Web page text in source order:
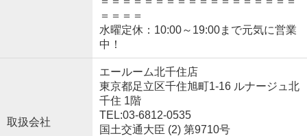
＝＝＝＝
水曜定休：10:00～19:00まで元気に営業
中！
取扱会社
エールーム北千住店
東京都足立区千住旭町1-16 ルナージュ北
千住 1階
TEL:03-6812-0535
国土交通大臣 (2) 第9710号